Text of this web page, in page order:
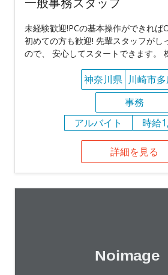
未経験歓迎!PCの基本操作ができれば
初めての方も歓迎! 先輩スタッフがし
ので、 安心してスタートできます。
神奈川県 川崎市
事務
アルバイト
時給
詳細を見る